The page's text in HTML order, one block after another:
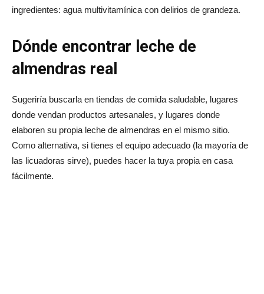
ingredientes: agua multivitamínica con delirios de grandeza.
Dónde encontrar leche de
almendras real
Sugeriría buscarla en tiendas de comida saludable, lugares
donde vendan productos artesanales, y lugares donde
elaboren su propia leche de almendras en el mismo sitio.
Como alternativa, si tienes el equipo adecuado (la mayoría de
las licuadoras sirve), puedes hacer la tuya propia en casa
fácilmente.